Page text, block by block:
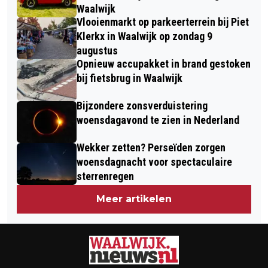
Waalwijk
Vlooienmarkt op parkeerterrein bij Piet
Klerkx in Waalwijk op zondag 9
augustus
Opnieuw accupakket in brand gestoken
bij fietsbrug in Waalwijk
Bijzondere zonsverduistering
woensdagavond te zien in Nederland
Wekker zetten? Perseïden zorgen
woensdagnacht voor spectaculaire
sterrenregen
Meer artikelen